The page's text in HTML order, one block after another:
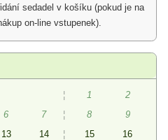
sedadel v košíku (pokud je na
on-line vstupenek).
¦ 1
2
6 7 ¦ 8
9
13 14 ¦ 15
16